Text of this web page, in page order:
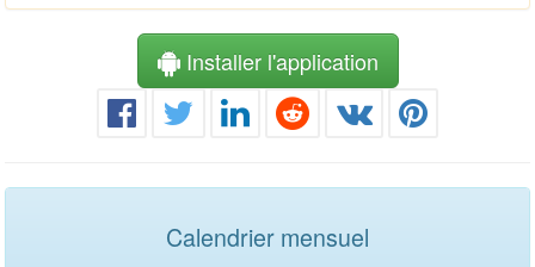
Installer l'application
Calendrier mensuel